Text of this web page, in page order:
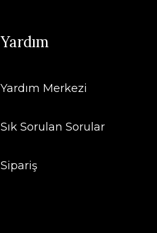
Yardım
Yardım Merkezi
Sık Sorulan Sorular
Sipariş